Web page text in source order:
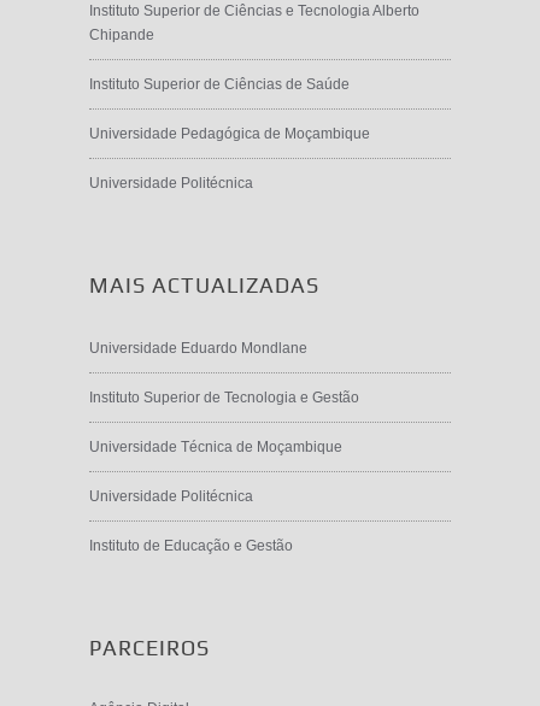
Instituto Superior de Ciências e Tecnologia Alberto
Chipande
Instituto Superior de Ciências de Saúde
Universidade Pedagógica de Moçambique
Universidade Politécnica
MAIS ACTUALIZADAS
Universidade Eduardo Mondlane
Instituto Superior de Tecnologia e Gestão
Universidade Técnica de Moçambique
Universidade Politécnica
Instituto de Educação e Gestão
PARCEIROS